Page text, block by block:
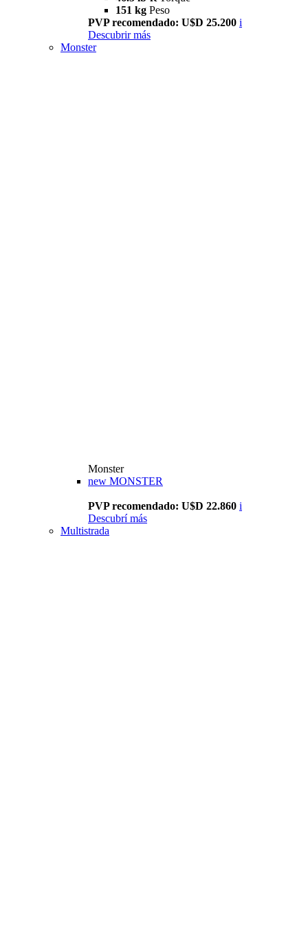
151 kg Peso
PVP recomendado: U$D 25.200 i
Descubrir más
Monster
Monster
new MONSTER
PVP recomendado: U$D 22.860 i
Descubrí más
Multistrada